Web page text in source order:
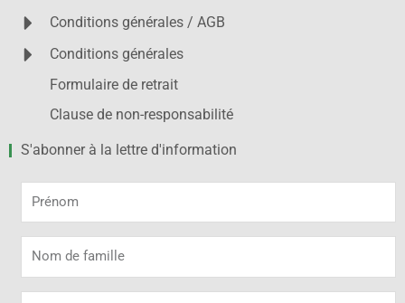
Conditions générales / AGB
Conditions générales
Formulaire de retrait
Clause de non-responsabilité
S'abonner à la lettre d'information
de